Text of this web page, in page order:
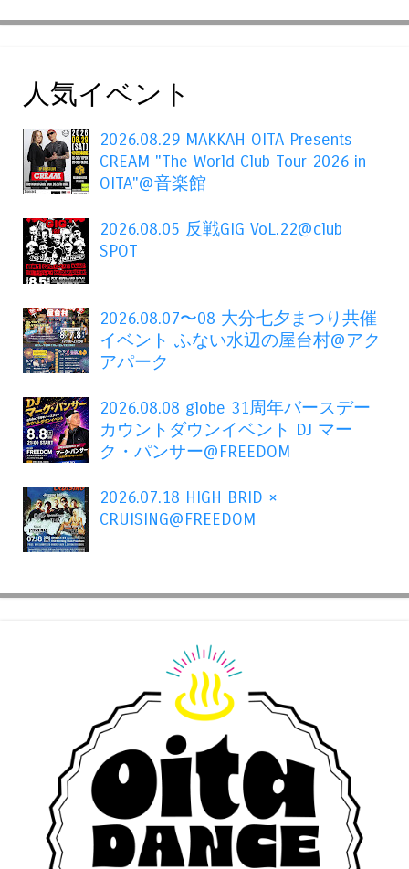
人気イベント
2026.08.29 MAKKAH OITA Presents
CREAM "The World Club Tour 2026 in
OITA"@音楽館
2026.08.05 反戦GIG VoL.22@club
SPOT
2026.08.07〜08 大分七夕まつり共催
イベント ふない水辺の屋台村@アク
アパーク
2026.08.08 globe 31周年バースデー
カウントダウンイベント DJ マー
ク・パンサー@FREEDOM
2026.07.18 HIGH BRID ×
CRUISING@FREEDOM